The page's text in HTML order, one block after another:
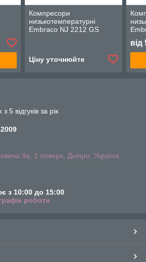
Компресори
низькотемпературні
Embraco NJ 2212 GS
Ціну уточнюйте
від
5 відгуків за рік
9а, 1 поверх, Дніпро, Україна
з 10:00 до 15:00
роботи